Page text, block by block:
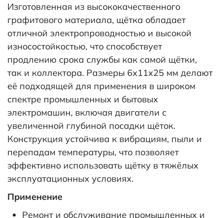
Изготовленная из высококачественного
графитового материала, щётка обладает
отличной электропроводностью и высокой
износостойкостью, что способствует
продлению срока службы как самой щётки,
так и коллектора. Размеры 6x11x25 мм делают
её подходящей для применения в широком
спектре промышленных и бытовых
электромашин, включая двигатели с
увеличенной глубиной посадки щёток.
Конструкция устойчива к вибрациям, пыли и
перепадам температуры, что позволяет
эффективно использовать щётку в тяжёлых
эксплуатационных условиях.
Применение
Ремонт и обслуживание промышленных и